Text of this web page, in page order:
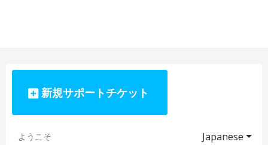
新規サポートチケット
Japanese
ようこそ